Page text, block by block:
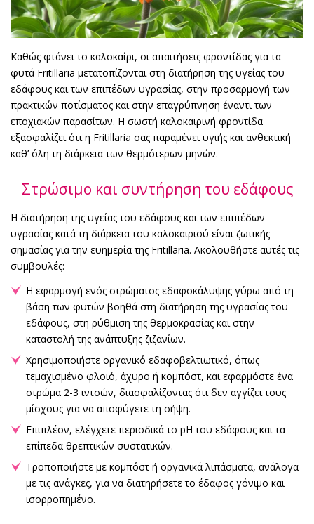
Καθώς φτάνει το καλοκαίρι, οι απαιτήσεις φροντίδας για τα
φυτά Fritillaria μετατοπίζονται στη διατήρηση της υγείας του
εδάφους και των επιπέδων υγρασίας, στην προσαρμογή των
πρακτικών ποτίσματος και στην επαγρύπνηση έναντι των
εποχιακών παρασίτων. Η σωστή καλοκαιρινή φροντίδα
εξασφαλίζει ότι η Fritillaria σας παραμένει υγιής και ανθεκτική
καθ’ όλη τη διάρκεια των θερμότερων μηνών.
Στρώσιμο και συντήρηση του εδάφους
Η διατήρηση της υγείας του εδάφους και των επιπέδων
υγρασίας κατά τη διάρκεια του καλοκαιριού είναι ζωτικής
σημασίας για την ευημερία της Fritillaria. Ακολουθήστε αυτές τις
συμβουλές:
Η εφαρμογή ενός στρώματος εδαφοκάλυψης γύρω από τη
βάση των φυτών βοηθά στη διατήρηση της υγρασίας του
εδάφους, στη ρύθμιση της θερμοκρασίας και στην
καταστολή της ανάπτυξης ζιζανίων.
Χρησιμοποιήστε οργανικό εδαφοβελτιωτικό, όπως
τεμαχισμένο φλοιό, άχυρο ή κομπόστ, και εφαρμόστε ένα
στρώμα 2-3 ιντσών, διασφαλίζοντας ότι δεν αγγίζει τους
μίσχους για να αποφύγετε τη σήψη.
Επιπλέον, ελέγχετε περιοδικά το pH του εδάφους και τα
επίπεδα θρεπτικών συστατικών.
Τροποποιήστε με κομπόστ ή οργανικά λιπάσματα, ανάλογα
με τις ανάγκες, για να διατηρήσετε το έδαφος γόνιμο και
ισορροπημένο.